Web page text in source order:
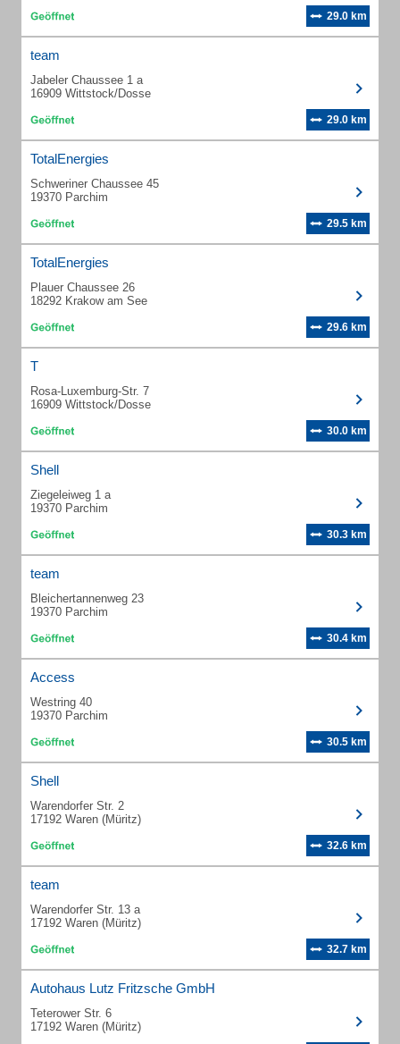
29.0 km
team
Jabeler Chaussee 1 a
16909 Wittstock/Dosse
29.0 km
TotalEnergies
Schweriner Chaussee 45
19370 Parchim
29.5 km
TotalEnergies
Plauer Chaussee 26
18292 Krakow am See
29.6 km
T
Rosa-Luxemburg-Str. 7
16909 Wittstock/Dosse
30.0 km
Shell
Ziegeleiweg 1 a
19370 Parchim
30.3 km
team
Bleichertannenweg 23
19370 Parchim
30.4 km
Access
Westring 40
19370 Parchim
30.5 km
Shell
Warendorfer Str. 2
17192 Waren (Müritz)
32.6 km
team
Warendorfer Str. 13 a
17192 Waren (Müritz)
32.7 km
Autohaus Lutz Fritzsche GmbH
Teterower Str. 6
17192 Waren (Müritz)